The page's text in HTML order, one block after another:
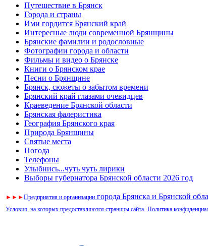
Путешествие в Брянск
Города и страны
Ими гордится Брянский край
Интересные люди современной Брянщины
Брянские фамилии и родословные
Фотографии города и области
Фильмы и видео о Брянске
Книги о Брянском крае
Песни о Брянщине
Брянск, сюжеты о забытом времени
Брянский край глазами очевидцев
Краеведение Брянской области
Брянская фалеристика
География Брянского края
Природа Брянщины
Святые места
Погода
Телефоны
Улыбнись...чуть чуть лирики
Выборы губернатора Брянской области 2026 год
► ► ►Предприятия и организации города Брянска и Брянской
Условия, на которых предоставляются страницы сайта. Политика